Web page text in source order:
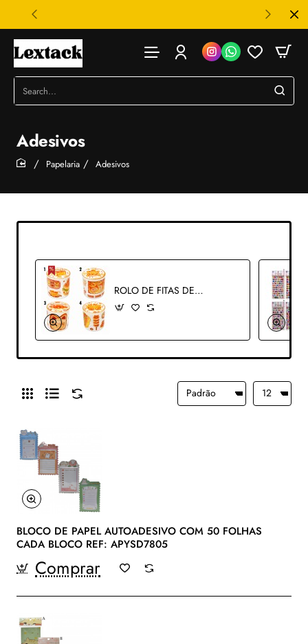
Search...
Adesivos
home
Papelaria Adesivos
ROLO DE FITAS DE ADESIVOS SORTIDOS DE PAPEL 2M X 4,5CM PARA TRABALHO ARTÍSTICO REF: XM-JD2926
BLOCO DE PAPEL AUTOADESIVO COM 50 FOLHAS
CADA BLOCO REF: APYSD7805
Comprar